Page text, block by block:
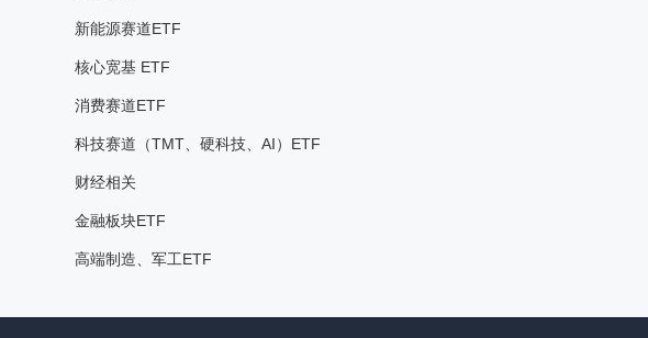
新能源赛道ETF
核心宽基 ETF
消费赛道ETF
科技赛道（TMT、硬科技、AI）ETF
财经相关
金融板块ETF
高端制造、军工ETF